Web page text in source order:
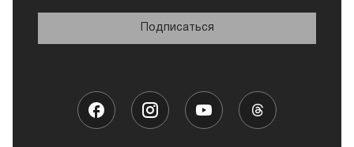
Подписаться